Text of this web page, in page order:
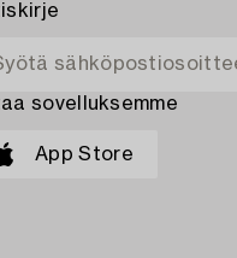
sovelluksemme
App Store